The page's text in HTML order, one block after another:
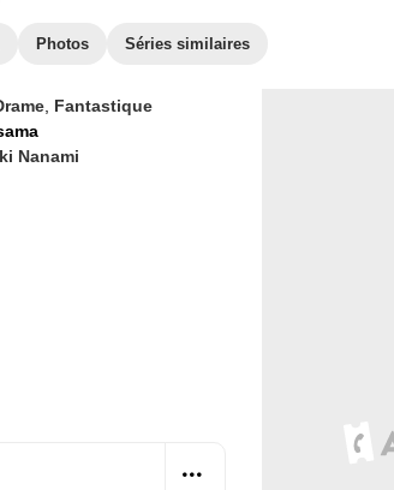
Photos Séries similaires
Fantastique
Nanami